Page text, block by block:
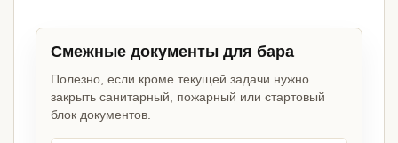
Смежные документы для бара
Полезно, если кроме текущей задачи нужно
закрыть санитарный, пожарный или стартовый
блок документов.